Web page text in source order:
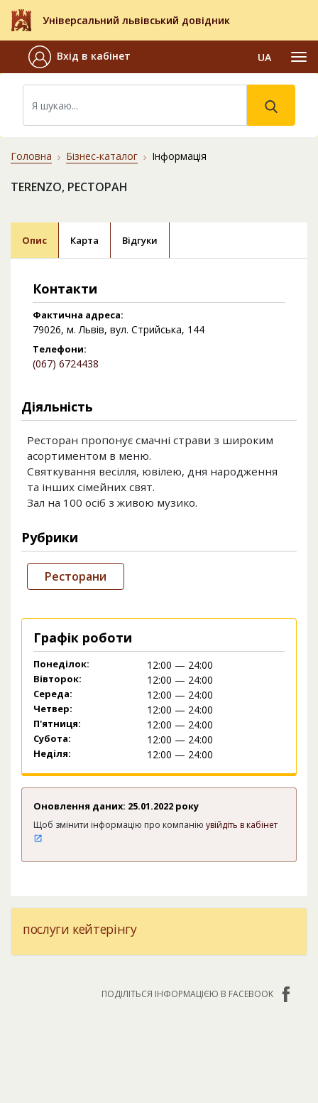
Універсальний львівський довідник
Вхід в кабінет UA
Головна Бізнес-каталог Інформація
TERENZO, РЕСТОРАН
Опис Карта Відгуки
Контакти
Фактична адреса:
79026, м. Львів, вул. Стрийська, 144
Телефони:
(067) 6724438
Діяльність
Ресторан пропонує смачні страви з широким
асортиментом в меню.
Святкування весілля, ювілею, дня народження
та інших сімейних свят.
Зал на 100 осіб з живою музико.
Рубрики
Ресторани
Графік роботи
Понеділок: 12:00 — 24:00
Вівторок: 12:00 — 24:00
Середа: 12:00 — 24:00
Четвер: 12:00 — 24:00
П'ятниця: 12:00 — 24:00
Субота: 12:00 — 24:00
Неділя: 12:00 — 24:00
Оновлення даних: 25.01.2022 року
Щоб змінити інформацію про компанію увійдіть в кабінет
послуги кейтерінгу
ПОДІЛІТЬСЯ ІНФОРМАЦІЄЮ В FACEBOOK